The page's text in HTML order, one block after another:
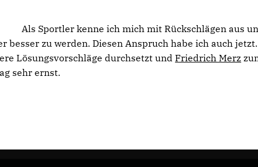
Als Sportler kenne ich mich mit Rückschlägen aus
zu werden. Diesen Anspruch habe ich auch
Lösungsvorschläge durchsetzt undFriedrich Merz
sehr ernst.